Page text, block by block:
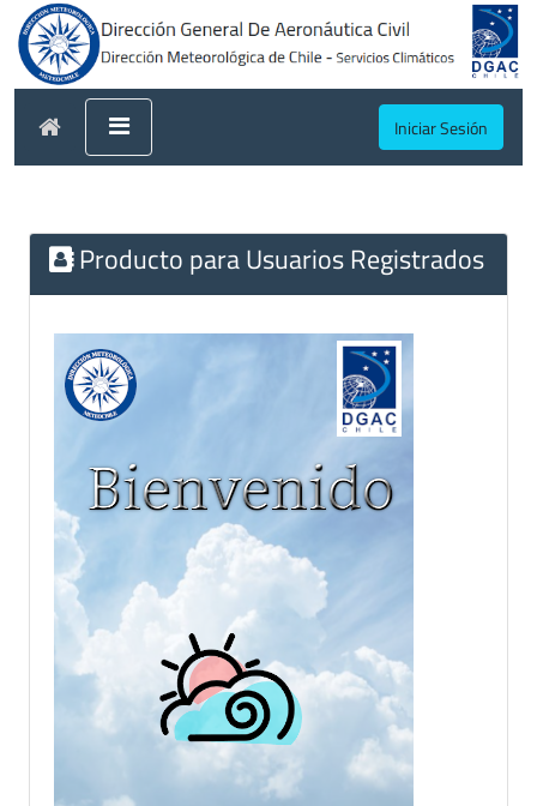
Iniciar Sesión
Producto para Usuarios Registrados